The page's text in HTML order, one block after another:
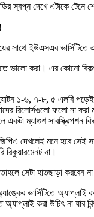
স্বপ্ন দেখে এটাকে
ইউএসএর ভার্সিটিতে
ভালো করা। এর কোনো
১-৬, ৭-৮, ৫ এলবি
রিসোর্সগুলো ফলো না
ম্যাগুশ সাবস্ক্রিপশন
দেখলেই মনে হবে
না।
সেটা হাতছাড়া করবেন
র‍্যাঙ্কের ভার্সিটিতে
করা উচিৎ না যার